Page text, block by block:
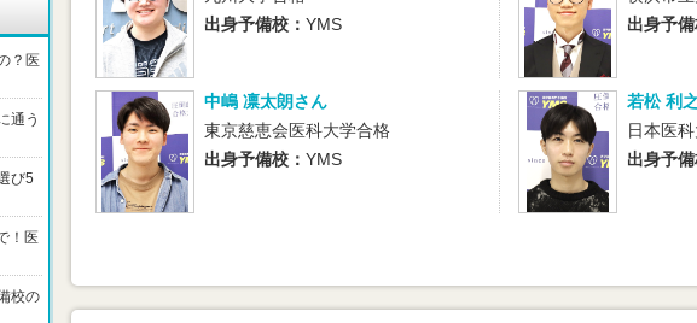
出身予備校： YMS
出身予備
中嶋 凛太朗さん
東京慈恵会医科大学合格
出身予備校： YMS
若松 利
日本医
出身予備
？医
通う
び5
！医
校の